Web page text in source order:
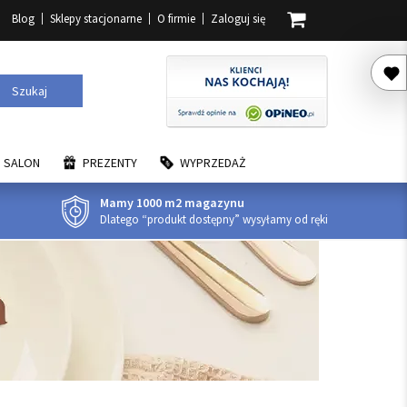
Blog Sklepy stacjonarne O firmie Zaloguj się
Szukaj
SALON PREZENTY WYPRZEDAŻ
Mamy 1000 m2 magazynu
Dlatego “produkt dostępny” wysyłamy od ręki